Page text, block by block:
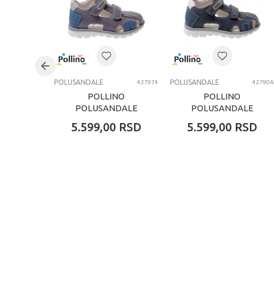
POLUSANDALE 427974
POLLINO
POLUSANDALE
5.599,00 RSD
POLUSANDALE 42790A
POLLINO
POLUSANDALE
5.599,00 RSD